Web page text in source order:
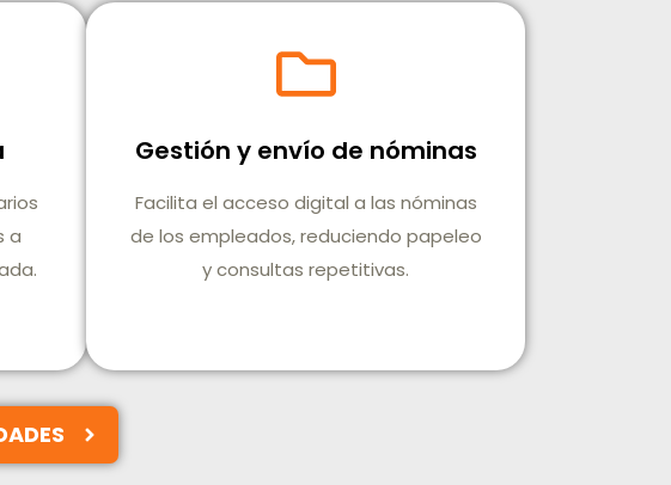
a
Gestión y envío de nóminas
Facilita el acceso digital a las nóminas
de los empleados, reduciendo papeleo
y consultas repetitivas.